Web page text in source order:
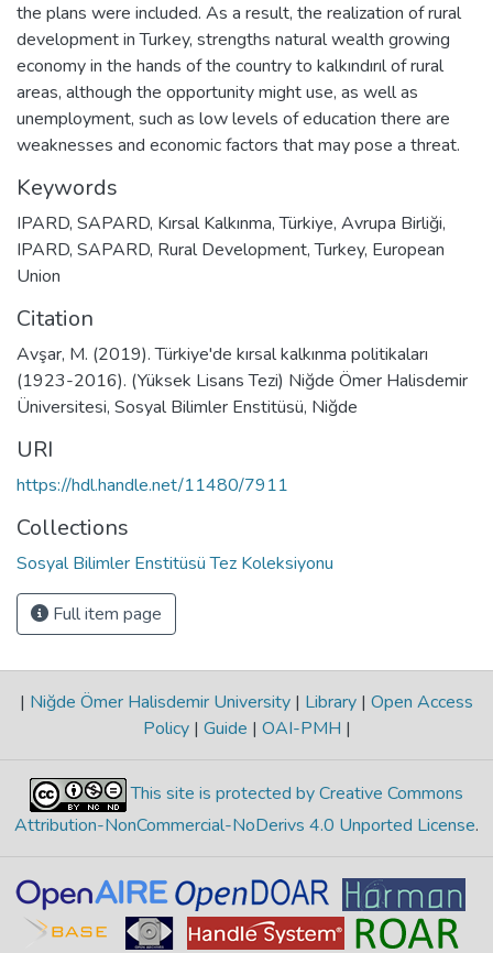
the plans were included. As a result, the realization of rural
development in Turkey, strengths natural wealth growing
economy in the hands of the country to kalkındırıl of rural
areas, although the opportunity might use, as well as
unemployment, such as low levels of education there are
weaknesses and economic factors that may pose a threat.
Keywords
IPARD, SAPARD, Kırsal Kalkınma,Türkiye, Avrupa Birliği,
IPARD, SAPARD, Rural Development,Turkey, European
Union
Citation
Avşar, M. (2019). Türkiye'de kırsal kalkınma politikaları
(1923-2016). (Yüksek Lisans Tezi) Niğde Ömer Halisdemir
Üniversitesi, Sosyal Bilimler Enstitüsü, Niğde
URI
https://hdl.handle.net/11480/7911
Collections
Sosyal Bilimler Enstitüsü Tez Koleksiyonu
Full item page
| Niğde Ömer Halisdemir University | Library | Open Access
Policy | Guide | OAI-PMH |
This site is protected by Creative Commons
Attribution-NonCommercial-NoDerivs 4.0 Unported License.